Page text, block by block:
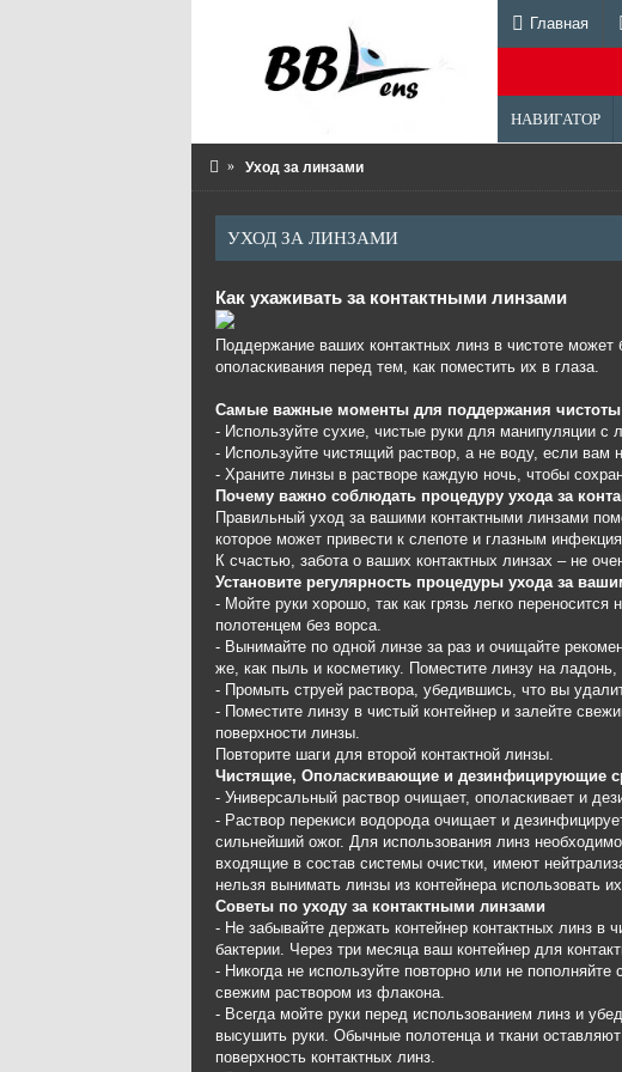
Главная
НАВИГАТОР
Уход за линзами
УХОД ЗА ЛИНЗАМИ
Как ухаживать за контактными линзами
Поддержание ваших контактных линз в чистоте
ополаскивания перед тем, как поместить их в глаза.
Самые важные моменты для поддержания
- Используйте сухие, чистые руки для манипуляции с
- Используйте чистящий раствор, а не воду, если вам
- Храните линзы в растворе каждую ночь, чтобы
Почему важно соблюдать процедуру ухода за
Правильный уход за вашими контактными линзами
которое может привести к слепоте и глазным
К счастью, забота о ваших контактных линзах – не
Установите регулярность процедуры ухода за
- Мойте руки хорошо, так как грязь легко
полотенцем без ворса.
- Вынимайте по одной линзе за раз и очищайте
же, как пыль и косметику. Поместите линзу на
- Промыть струей раствора, убедившись, что вы
- Поместите линзу в чистый контейнер и залейте
поверхности линзы.
Повторите шаги для второй контактной линзы.
Чистящие, Ополаскивающие и дезинфицирующие
- Универсальный раствор очищает, ополаскивает и
- Раствор перекиси водорода очищает и
сильнейший ожог. Для использования линз
входящие в состав системы очистки, имеют
нельзя вынимать линзы из контейнера использовать
Советы по уходу за контактными линзами
- Не забывайте держать контейнер контактных линз
бактерии. Через три месяца ваш контейнер для
- Никогда не используйте повторно или не
свежим раствором из флакона.
- Всегда мойте руки перед использованием линз и
высушить руки. Обычные полотенца и ткани
поверхность контактных линз.